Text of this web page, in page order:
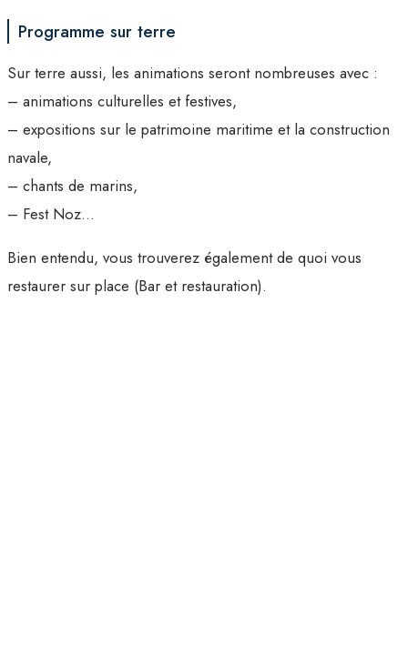
Programme sur terre
Sur terre aussi, les animations seront nombreuses avec :
– animations culturelles et festives,
– expositions sur le patrimoine maritime et la construction
navale,
– chants de marins,
– Fest Noz…
Bien entendu, vous trouverez également de quoi vous
restaurer sur place (Bar et restauration).